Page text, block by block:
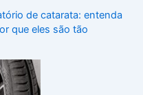
de catarata: entenda
que eles são tão